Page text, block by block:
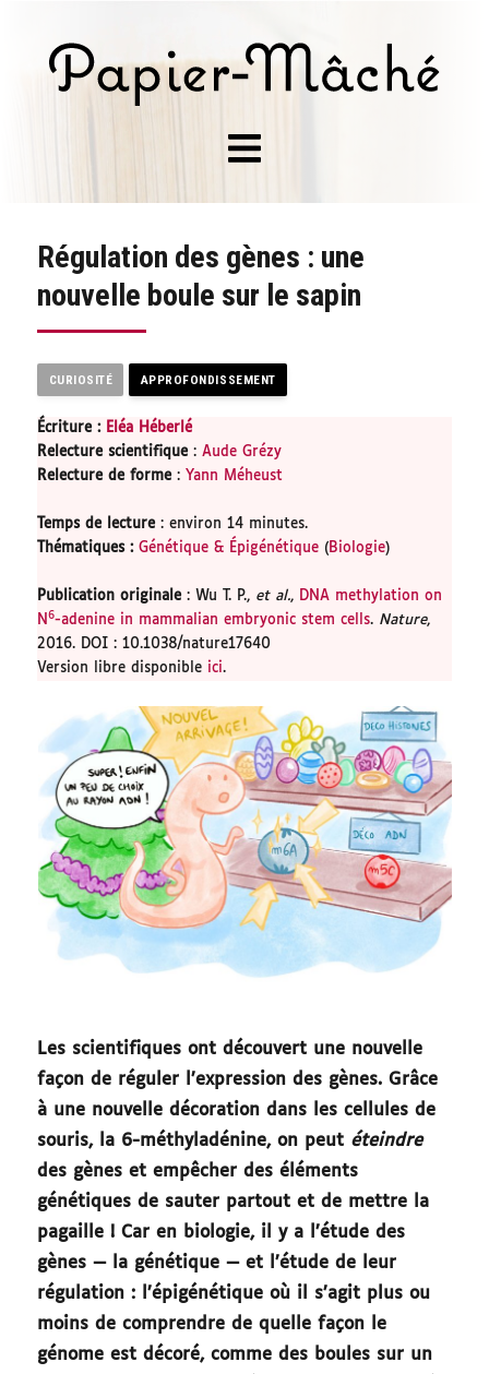
Régulation des gènes : une
nouvelle boule sur le sapin
CURIOSITÉ APPROFONDISSEMENT
Écriture : Eléa Héberlé
Relecture scientifique:Aude Grézy
Relecture de forme: Yann Méheust
Temps de lecture: environ 14 minutes.
Thématiques: Génétique & Épigénétique ( Biologie)
Publication originale: Wu T. P., et al., DNA methylation on
N6-adenine in mammalian embryonic stem cells. Nature,
2016. DOI : 10.1038/nature17640
Version libre disponible
ici.
Les scientifiques ont découvert une nouvelle
façon de réguler l’expression des gènes. Grâce
à une nouvelle décoration dans les cellules de
souris, la 6-méthyladénine, on peut éteindre
des gènes et empêcher des éléments
génétiques de sauter partout et de mettre la
pagaille ! Car en biologie, il y a l’étude des
gènes — la génétique — et l’étude de leur
régulation : l’épigénétique où il s’agit plus ou
moins de comprendre de quelle façon le
génome est décoré, comme des boules sur un